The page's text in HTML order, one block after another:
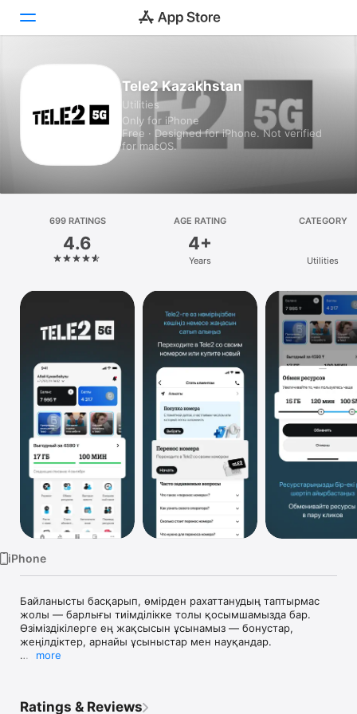
Games
Platform
iPhone
iPad
Vision
Watch
TV
Tele2 Kazakhstan
Utilities
Only for iPhone
Free · Designed for iPhone. Not verified
for macOS.
699 RATINGS
4.6
AGE RATING
4+
Years
CATEGORY
Utilities
iPhone
Байланысты басқарып, өмірден рахаттанудың таптырмас
жолы — барлығы тиімділікке толы қосымшамызда бар.
Өзіміздікілерге ең жақсысын ұсынамыз — бонустар,
жеңілдіктер, арнайы ұсыныстар мен науқандар.
• Ресурстарды өзара алмастырып, басқа Tele2
more
Ratings & Reviews